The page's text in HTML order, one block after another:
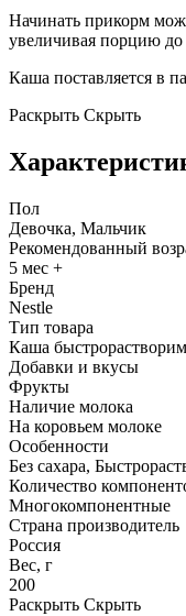
Начинать прикорм
увеличивая порцию до
Каша поставляется в
Раскрыть Скрыть
Пол
Девочка, Мальчик
Рекомендованный
5 мес +
Бренд
Nestle
Тип товара
Каша
Добавки и вкусы
Фрукты
Наличие молока
На коровьем молоке
Особенности
Без сахара,
Количество
Многокомпонентные
Страна производитель
Россия
Вес, г
200
Раскрыть Скрыть